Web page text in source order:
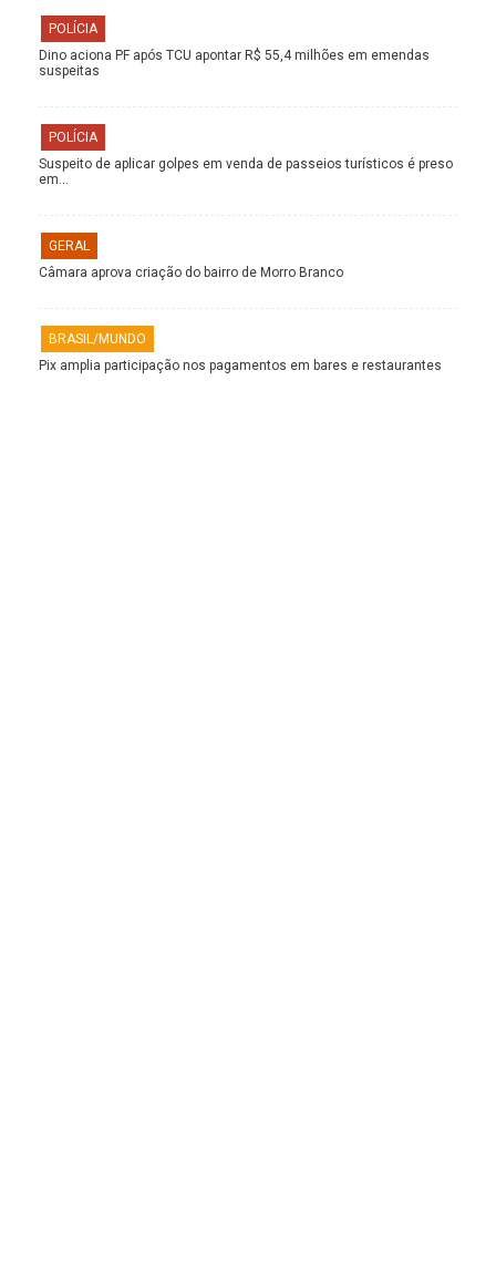
POLÍCIA
Dino aciona PF após TCU apontar R$ 55,4 milhões em emendas
suspeitas
POLÍCIA
Suspeito de aplicar golpes em venda de passeios turísticos é preso
em…
GERAL
Câmara aprova criação do bairro de Morro Branco
BRASIL/MUNDO
Pix amplia participação nos pagamentos em bares e restaurantes